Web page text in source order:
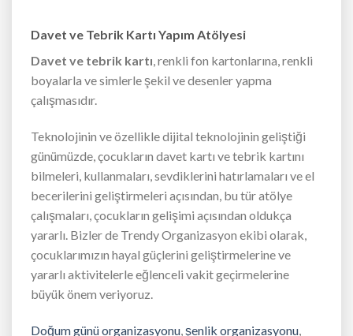
Davet ve Tebrik Kartı Yapım Atölyesi
Davet ve tebrik kartı, renkli fon kartonlarına, renkli
boyalarla ve simlerle şekil ve desenler yapma
çalışmasıdır.
Teknolojinin ve özellikle dijital teknolojinin geliştiği
günümüzde, çocukların davet kartı ve tebrik kartını
bilmeleri, kullanmaları, sevdiklerini hatırlamaları ve el
becerilerini geliştirmeleri açısından, bu tür atölye
çalışmaları, çocukların gelişimi açısından oldukça
yararlı. Bizler de Trendy Organizasyon ekibi olarak,
çocuklarımızın hayal güçlerini geliştirmelerine ve
yararlı aktivitelerle eğlenceli vakit geçirmelerine
büyük önem veriyoruz.
Doğum günü organizasyonu şenlik organizasyonu